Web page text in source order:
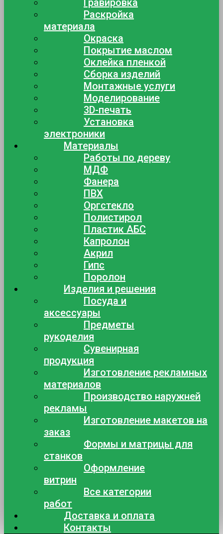
Гравировка
Раскройка
материала
Окраска
Покрытие маслом
Оклейка пленкой
Сборка изделий
Монтажные услуги
Моделирование
3D-печать
Установка
электроники
Материалы
Работы по дереву
МДФ
Фанера
ПВХ
Оргстекло
Полистирол
Пластик АБС
Капролон
Акрил
Гипс
Поролон
Изделия и решения
Посуда и
аксессуары
Предметы
рукоделия
Сувенирная
продукция
Изготовление рекламных
материалов
Производство наружней
рекламы
Изготовление макетов на
заказ
Формы и матрицы для
станков
Оформление
витрин
Все категории
работ
Доставка и оплата
Контакты